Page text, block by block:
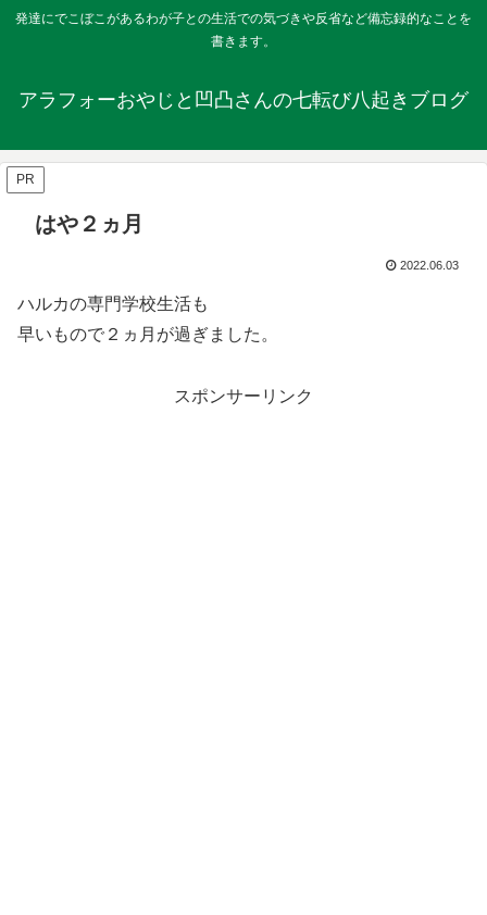
発達にでこぼこがあるわが子との生活での気づきや反省など備忘録的なことを
書きます。
アラフォーおやじと凹凸さんの七転び八起きブログ
PR
はや２ヵ月
2022.06.03
ハルカの専門学校生活も
早いもので２ヵ月が過ぎました。
スポンサーリンク